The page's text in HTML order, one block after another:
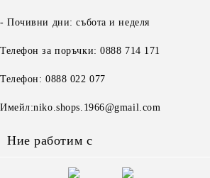
- Почивни дни: събота и неделя
Телефон за поръчки: 0888 714 171
Телефон: 0888 022 077
Имейл:niko.shops.1966@gmail.com
Ние работим с